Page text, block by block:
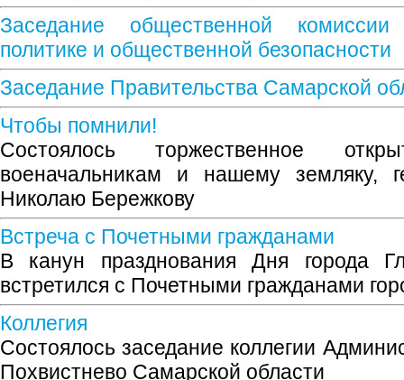
Заседание общественной
политике и общественной безопасности
Заседание Правительства Самарской
Чтобы помнили!
Состоялось торжественное
военачальникам и нашему земляку,
Николаю Бережкову
Встреча с Почетными гражданами
В канун празднования Дня города
встретился с Почетными гражданами
Коллегия
Состоялось заседание коллегии
Похвистнево Самарской области